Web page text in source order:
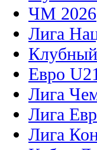
ЧМ 2026
Лига
Евро U21
Лига
Лига
Лига